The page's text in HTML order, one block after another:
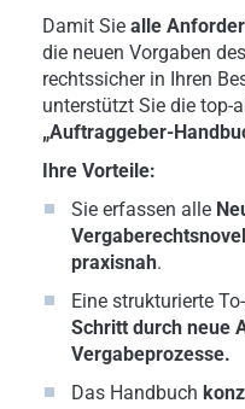
Damit Sie alle
die neuen Vorgaben
rechtssicher in Ihren
unterstützt Sie die top-
„Auftraggeber-
Ihre Vorteile:
Sie erfassen alle
praxisnah.
Eine strukturierte
Schritt durch neue
Vergabeprozesse.
Das Handbuch